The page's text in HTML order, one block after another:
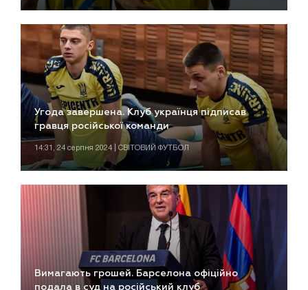
Угода завершена. Клуб українця підписав
гравця російської команди
14:31, 24 серпня 2024 | СВІТОВИЙ ФУТБОЛ
Вимагають грошей. Барселона офіційно
подала в суд на російський клуб